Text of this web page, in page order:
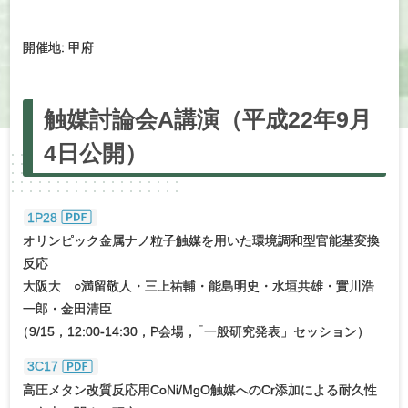
開催地: 甲府
触媒討論会A講演 （平成22年9月
4日公開）
1P28
オリンピック金属ナノ粒子触媒を用いた環境調和型官能基変換
反応
大阪大 ○満留敬人・三上祐輔・能島明史・水垣共雄・實川浩
一郎・金田清臣
（9/15，12:00-14:30，P会場，「一般研究発表」セッション）
3C17
高圧メタン改質反応用CoNi/MgO触媒へのCr添加による耐久性